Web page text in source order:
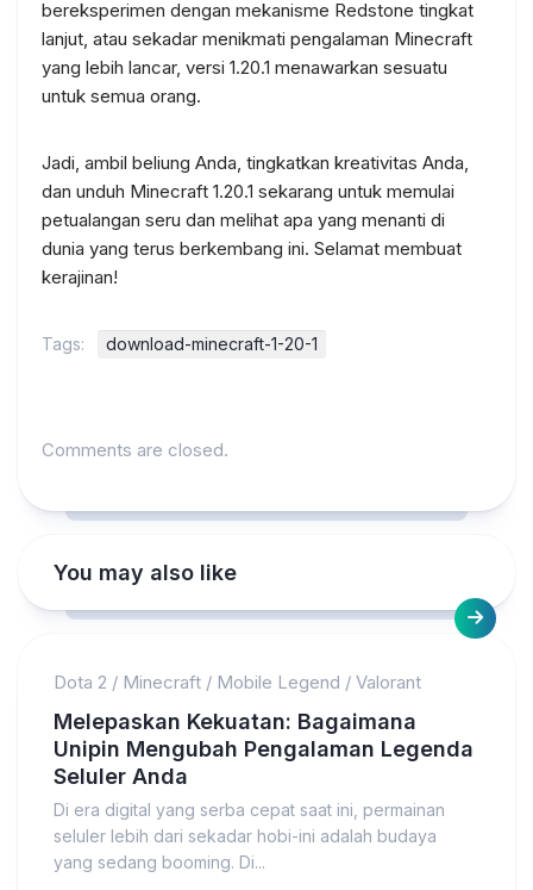
bereksperimen dengan mekanisme Redstone tingkat
lanjut, atau sekadar menikmati pengalaman Minecraft
yang lebih lancar, versi 1.20.1 menawarkan sesuatu
untuk semua orang.
Jadi, ambil beliung Anda, tingkatkan kreativitas Anda,
dan unduh Minecraft 1.20.1 sekarang untuk memulai
petualangan seru dan melihat apa yang menanti di
dunia yang terus berkembang ini. Selamat membuat
kerajinan!
Tags: download-minecraft-1-20-1
Comments are closed.
You may also like
Dota 2 / Minecraft / Mobile Legend / Valorant
Melepaskan Kekuatan: Bagaimana
Unipin Mengubah Pengalaman Legenda
Seluler Anda
Di era digital yang serba cepat saat ini, permainan
seluler lebih dari sekadar hobi-ini adalah budaya
yang sedang booming. Di...